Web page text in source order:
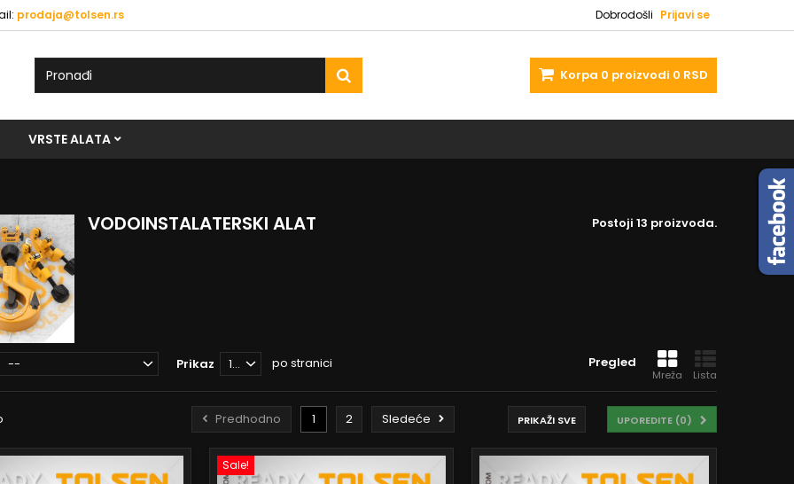
Dobrodošli Prijavi se
prodaja@tolsen.rs
Korpa 0 proizvodi 0 RSD
VRSTE ALATA
VODOINSTALATERSKI ALAT Postoji 13 proizvoda.
Pregled
Mreža Lista
-- Prikaz 12 po stranici
UPOREDITE (0)
Predhodno 1 2 Sledeće PRIKAŽI SVE
Sale!